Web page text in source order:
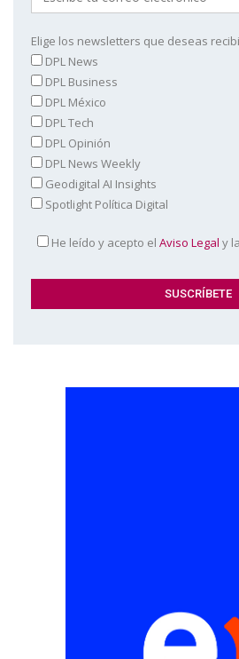
Elige los newsletters que deseas
DPL News
DPL Business
DPL México
DPL Tech
DPL Opinión
DPL News Weekly
Geodigital AI Insights
Spotlight Política Digital
He leído y acepto el Aviso Legal y la